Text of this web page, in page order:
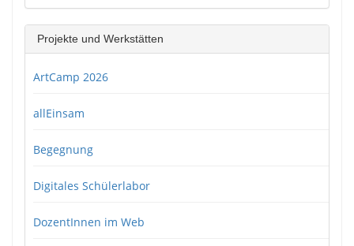
Projekte und Werkstätten
ArtCamp 2026
allEinsam
Begegnung
Digitales Schülerlabor
DozentInnen im Web